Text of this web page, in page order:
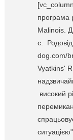
програма
Malinois.
c.
dog.com/
Vyatkins'
високий